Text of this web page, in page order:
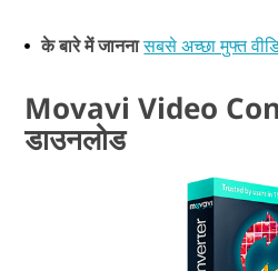
के बारे में जाननासबसे अच्छा मुफ्त
Movavi Video
डाउनलोड